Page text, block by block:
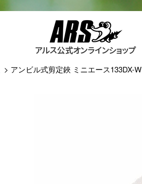
アンビル式剪定鋏 ミニエース133DX-W